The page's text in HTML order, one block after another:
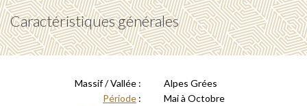
Caractéristiques générales
Massif / Vallée :
Alpes Grées
Période :
Mai à Octobre